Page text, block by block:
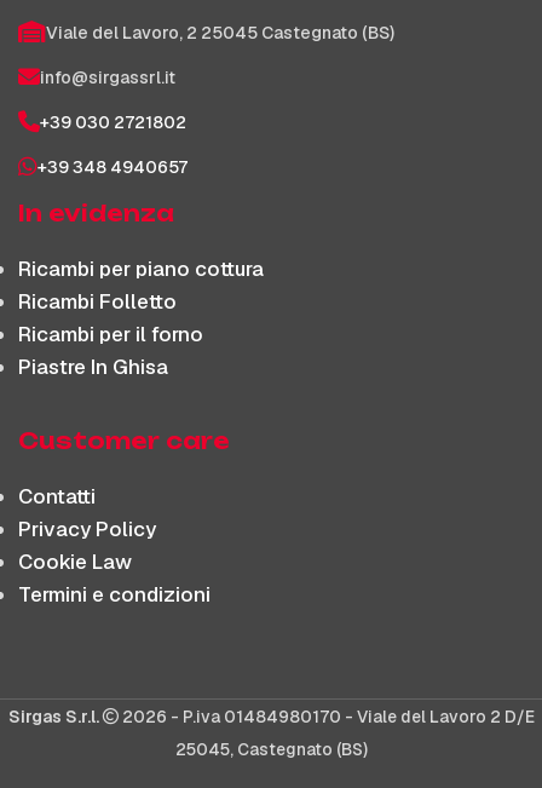
Viale del Lavoro, 2 25045 Castegnato (BS)
info@sirgassrl.it
+39 030 2721802
+39 348 4940657
In evidenza
Ricambi per piano cottura
Ricambi Folletto
Ricambi per il forno
Piastre In Ghisa
Customer care
Contatti
Privacy Policy
Cookie Law
Termini e condizioni
Sirgas S.r.l.
2026 - P.iva 01484980170 - Viale del Lavoro 2 D/E
25045, Castegnato (BS)